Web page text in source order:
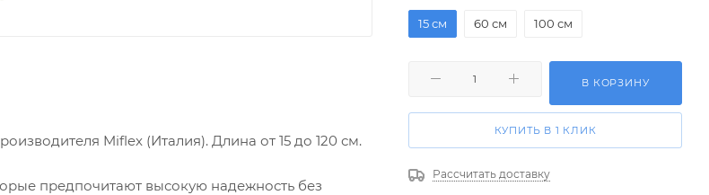
Miflex (Италия). Длина от 15 до 120 см.
предпочитают высокую надежность без
15 см 60 см 100 см
В КОРЗИНУ
КУПИТЬ В 1 КЛИК
Рассчитать доставку